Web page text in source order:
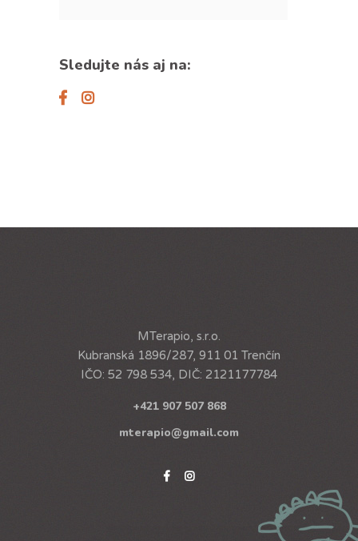
Sledujte nás aj na:
MTerapio, s.r.o.
Kubranská 1896/287, 911 01 Trenčín
IČO: 52 798 534, DIČ: 2121177784
+421 907 507 868
mterapio@gmail.com